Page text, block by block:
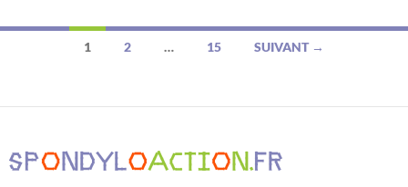
Navigation
articles
1 2 … 15 SUIVANT →